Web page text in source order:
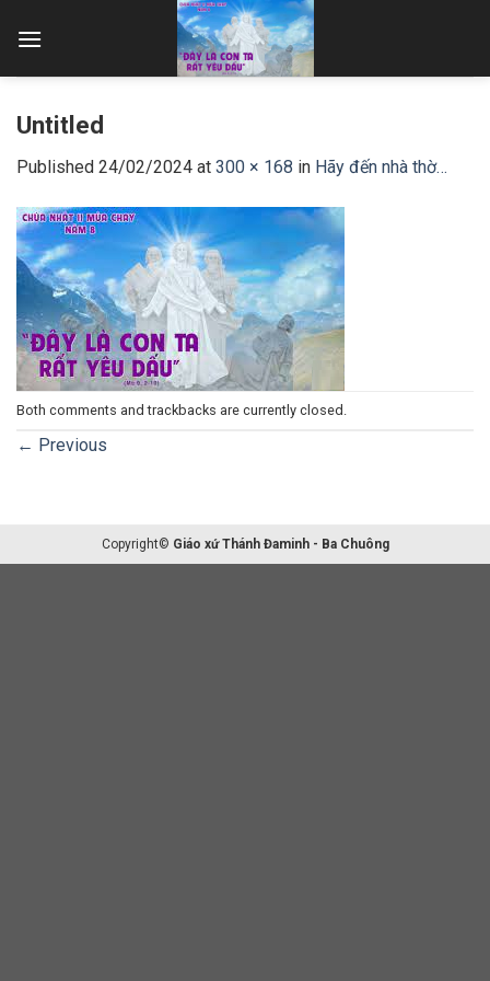
Untitled
Published 24/02/2024 at 300 × 168 in Hãy đến nhà thờ…
Both comments and trackbacks are currently closed.
← Previous
Copyright© Giáo xứ Thánh Đaminh - Ba Chuông